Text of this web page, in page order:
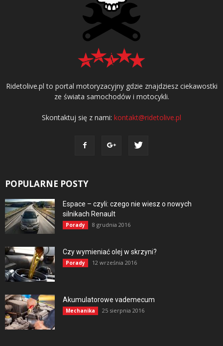
Ridetolive.pl to portal motoryzacyjny gdzie znajdziesz ciekawostki
ze świata samochodów i motocykli.
Skontaktuj się z nami: kontakt@ridetolive.pl
POPULARNE POSTY
Espace – czyli: czego nie wiesz o nowych
silnikach Renault
Porady 8 grudnia 2016
Czy wymieniać olej w skrzyni?
Porady 12 września 2016
Akumulatorowe vademecum
Mechanika 25 sierpnia 2016